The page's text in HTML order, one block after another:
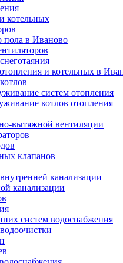
котельных
пола в Иваново
и котельных в
систем отопления
котлов отопления
вытяжной вентиляции
клапанов
канализации
канализации
систем водоснабжения